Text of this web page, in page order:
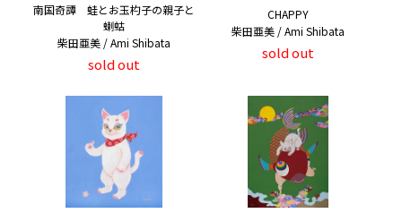
南国奇譚 蛙とお玉杓子の親子と
蝲蛄
柴田亜美 / Ami Shibata
sold out
CHAPPY
柴田亜美 / Ami Shibata
sold out